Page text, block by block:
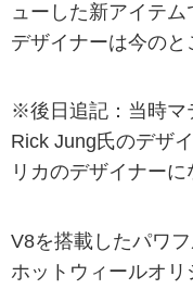
ューした新アイテム
デザイナーは今のと
※後日追記：当時マ
Rick Jung氏のデザ
リカのデザイナーに
V8を搭載したパワ
ホットウィールオ